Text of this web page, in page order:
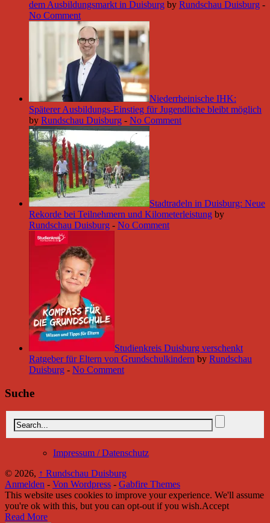
dem Ausbildungsmarkt in Duisburg by Rundschau Duisburg -
No Comment
Niederrheinische IHK:
Späterer Ausbildungs-Einstieg für Jugendliche bleibt möglich
by Rundschau Duisburg - No Comment
Stadtradeln in Duisburg: Neue
Rekorde bei Teilnehmern und Kilometerleistung by
Rundschau Duisburg - No Comment
Studienkreis Duisburg verschenkt
Ratgeber für Eltern von Grundschulkindern by Rundschau
Duisburg - No Comment
Suche
Impressum / Datenschutz
© 2026, ↑ Rundschau Duisburg
Anmelden - Von Wordpress - Gabfire Themes
This website uses cookies to improve your experience. We'll assume
you're ok with this, but you can opt-out if you wish.Accept
Read More